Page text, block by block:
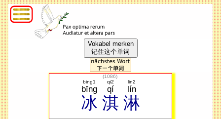
Vokabel merken
记住这个单词
(1086)
冰
bīng
bing1
淇
qí
qi2
淋
lín
lin2